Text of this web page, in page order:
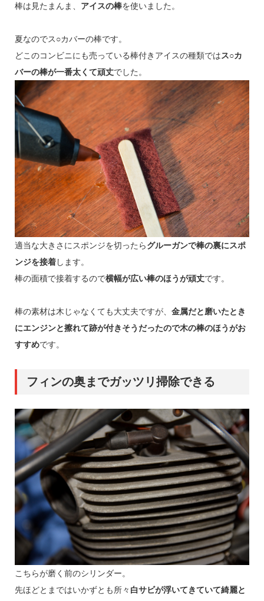
棒は見たまんま、 アイスの棒を使いました。
夏なのでス○カバーの棒です。
どこのコンビニにも売っている棒付きアイスの種類ではス○カ
バーの棒が一番太くて頑丈でした。
適当な大きさにスポンジを切ったらグルーガンで棒の裏にスポ
ンジを接着します。
棒の面積で接着するので横幅が広い棒のほうが頑丈です。
棒の素材は木じゃなくても大丈夫ですが、 金属だと磨いたとき
にエンジンと擦れて跡が付きそうだったので木の棒のほうがお
すすめです。
フィンの奥までガッツリ掃除できる
こちらが磨く前のシリンダー。
先ほどとまではいかずとも所々 白サビが浮いてきていて綺麗と